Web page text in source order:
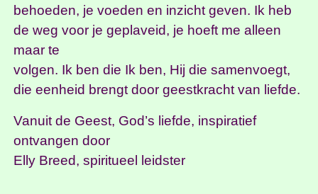
behoeden, je voeden en inzicht geven. Ik heb
de weg voor je geplaveid, je hoeft me alleen
maar te
volgen. Ik ben die Ik ben, Hij die samenvoegt,
die eenheid brengt door geestkracht van liefde.
Vanuit de Geest, God’s liefde, inspiratief
ontvangen door
Elly Breed, spiritueel leidster